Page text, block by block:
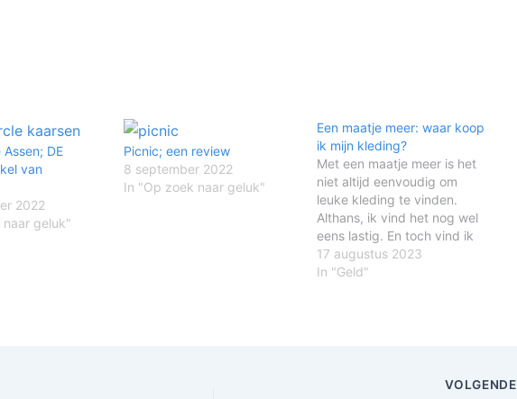
DE
van
2022
geluk"
Picnic; een review
8 september 2022
In "Op zoek naar geluk"
Een maatje meer: waar koop
ik mijn kleding?
Met een maatje meer is het
niet altijd eenvoudig om
leuke kleding te vinden.
Althans, ik vind het nog wel
eens lastig. En toch vind ik
dat ik best wel wat leuke
kledingstukken in mijn kast
17 augustus 2023
In "Geld"
VOLGENDE